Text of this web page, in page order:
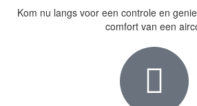
Kom nu langs voor een controle en
comfort van een